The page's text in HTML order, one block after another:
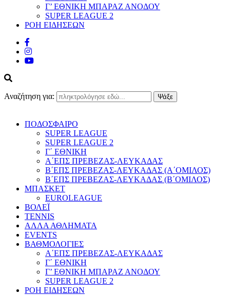
Γ’ ΕΘΝΙΚΗ ΜΠΑΡΑΖ ΑΝΟΔΟΥ
SUPER LEAGUE 2
ΡΟΗ ΕΙΔΗΣΕΩΝ
Αναζήτηση για:
ΠΟΔΟΣΦΑΙΡΟ
SUPER LEAGUE
SUPER LEAGUE 2
Γ΄ ΕΘΝΙΚΗ
Α΄ΕΠΣ ΠΡΕΒΕΖΑΣ-ΛΕΥΚΑΔΑΣ
Β΄ΕΠΣ ΠΡΕΒΕΖΑΣ-ΛΕΥΚΑΔΑΣ (Α΄ΟΜΙΛΟΣ)
Β΄ΕΠΣ ΠΡΕΒΕΖΑΣ-ΛΕΥΚΑΔΑΣ (Β΄ΟΜΙΛΟΣ)
ΜΠΑΣΚΕΤ
EUROLEAGUE
ΒΟΛΕΪ
TENNIS
ΑΛΛΑ ΑΘΛΗΜΑΤΑ
EVENTS
ΒΑΘΜΟΛΟΓΙΕΣ
Α΄ΕΠΣ ΠΡΕΒΕΖΑΣ-ΛΕΥΚΑΔΑΣ
Γ΄ ΕΘΝΙΚΗ
Γ’ ΕΘΝΙΚΗ ΜΠΑΡΑΖ ΑΝΟΔΟΥ
SUPER LEAGUE 2
ΡΟΗ ΕΙΔΗΣΕΩΝ